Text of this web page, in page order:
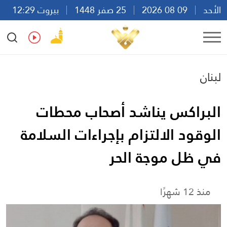
الأحد
بيروت 12:29
Ar
En Fr Es
لبنان
البراكس يناشد أصحاب محطات
الوقود الالتزام بإجراءات السلامة
في ظل موجة الحر
منذ 12 شهرًا